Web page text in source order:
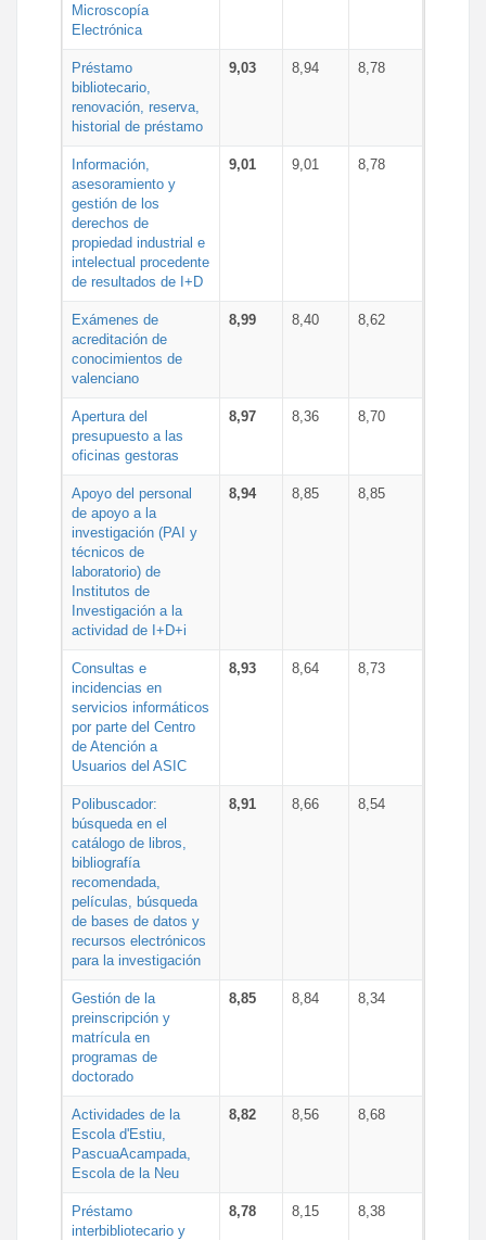
Microscopía
Electrónica
Préstamo
bibliotecario,
renovación, reserva,
historial de préstamo
9,03 8,94 8,78
Información,
asesoramiento y
gestión de los
derechos de
propiedad industrial e
intelectual procedente
de resultados de I+D
9,01 9,01 8,78
Exámenes de
acreditación de
conocimientos de
valenciano
8,99 8,40 8,62
Apertura del
presupuesto a las
oficinas gestoras
8,97 8,36 8,70
Apoyo del personal
de apoyo a la
investigación (PAI y
técnicos de
laboratorio) de
Institutos de
Investigación a la
actividad de I+D+i
8,94 8,85 8,85
Consultas e
incidencias en
servicios informáticos
por parte del Centro
de Atención a
Usuarios del ASIC
8,93 8,64 8,73
Polibuscador:
búsqueda en el
catálogo de libros,
bibliografía
recomendada,
películas, búsqueda
de bases de datos y
recursos electrónicos
para la investigación
8,91 8,66 8,54
Gestión de la
preinscripción y
matrícula en
programas de
doctorado
8,85 8,84 8,34
Actividades de la
Escola d'Estiu,
PascuaAcampada,
Escola de la Neu
8,82 8,56 8,68
Préstamo
interbibliotecario y
8,78 8,15 8,38